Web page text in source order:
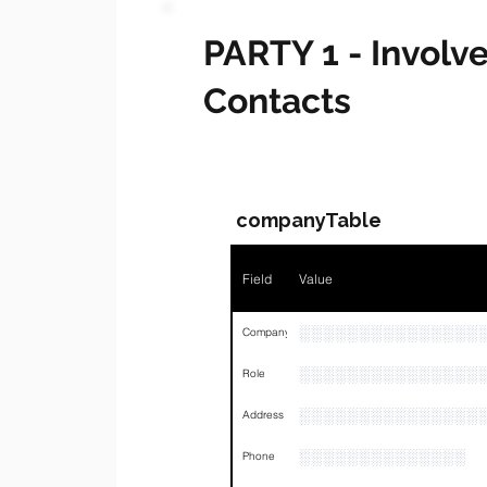
PARTY 1 -
Contacts
companyTable
Field Value
Company
Role
Address
Phone ░░░░░░░░░░░░░░